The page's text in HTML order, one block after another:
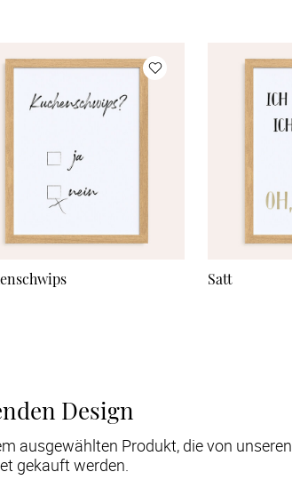
Satt
Design
ausgewählten Produkt, die von unseren
gekauft werden.